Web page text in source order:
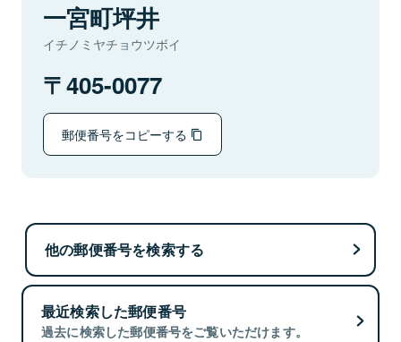
一宮町坪井
イチノミヤチョウツボイ
405-0077
郵便番号をコピーする
他の郵便番号を検索する
最近検索した郵便番号
過去に検索した郵便番号をご覧いただけます。